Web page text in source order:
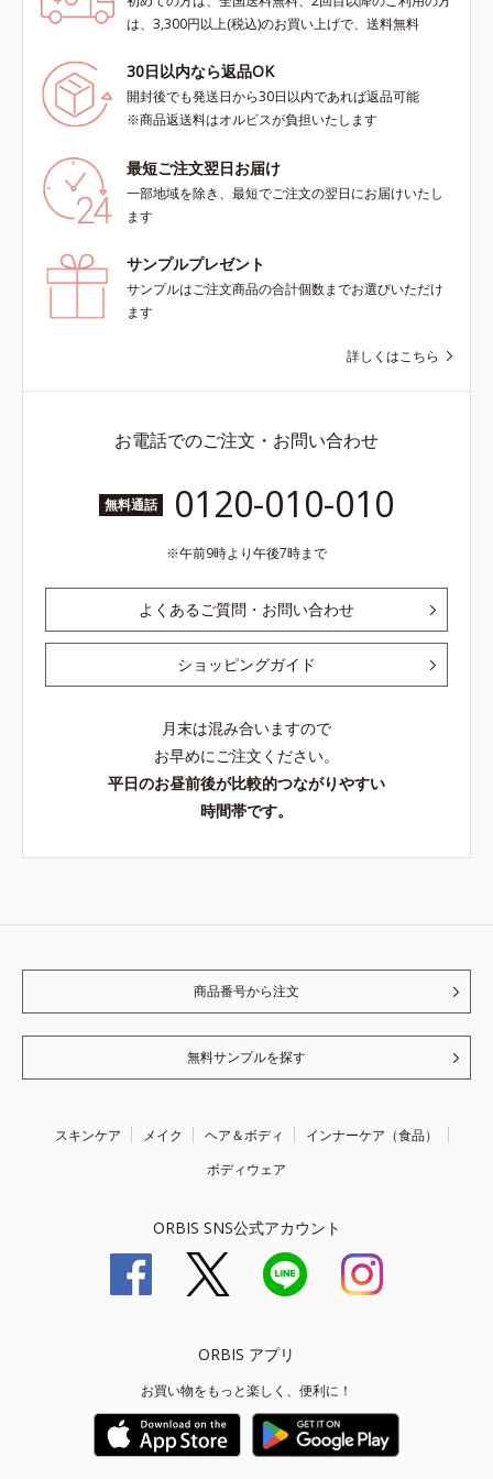
は、3,300円以上(税込)のお買い上げで、送料無料
30日以内なら返品OK
開封後でも発送日から30日以内であれば返品可能
※商品返送料はオルビスが負担いたします
最短ご注文翌日お届け
一部地域を除き、最短でご注文の翌日にお届けいたし
ます
サンプルプレゼント
サンプルはご注文商品の合計個数までお選びいただけ
ます
詳しくはこちら
お電話でのご注文・お問い合わせ
無料通話 0120-010-010
午前9時より午後7時まで
よくあるご質問・お問い合わせ
ショッピングガイド
月末は混み合いますので
お早めにご注文ください。
平日のお昼前後が比較的つながりやすい
時間帯です。
商品番号から注文
無料サンプルを探す
スキンケア メイク ヘア＆ボディ
インナーケア（食品）
ボディウェア
ORBIS SNS公式アカウント
ORBIS アプリ
お買い物をもっと楽しく、便利に！